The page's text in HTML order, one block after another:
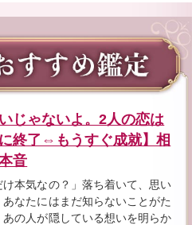
じゃないよ。2人の恋は
に終了⇔もうすぐ成就】相
音
け本気なの？」落ち着いて、思い
なたにはまだ知らないことがた
あの人が隠している想いを明らか